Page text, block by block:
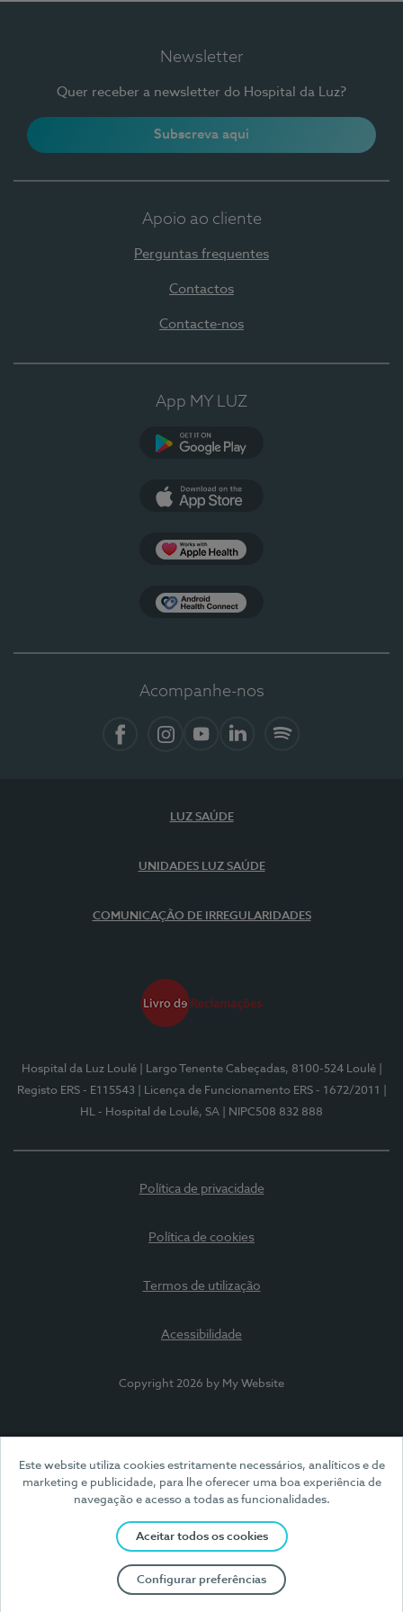
Este website utiliza cookies estritamente necessários, analíticos e de
marketing e publicidade, para lhe oferecer uma boa experiência de
navegação e acesso a todas as funcionalidades.
Aceitar todos os cookies
Configurar preferências
Newsletter
Quer receber a newsletter do Hospital da Luz?
Subscreva aqui
Apoio ao cliente
Perguntas frequentes
Contactos
Contacte-nos
App MY LUZ
Acompanhe-nos
LUZ SAÚDE
UNIDADES LUZ SAÚDE
COMUNICAÇÃO DE IRREGULARIDADES
Hospital da Luz Loulé | Largo Tenente Cabeçadas, 8100-524 Loulé
Registo ERS - E115543
| Licença de Funcionamento ERS - 1672/2011
HL - Hospital de Loulé, SA
| NIPC508 832 888
Política de privacidade
Política de cookies
Termos de utilização
Acessibilidade
Copyright 2026 by My Website